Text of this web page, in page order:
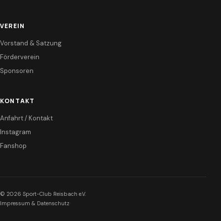
VEREIN
Vorstand & Satzung
Förderverein
Sponsoren
KONTAKT
Anfahrt / Kontakt
Instagram
Fanshop
© 2026 Sport-Club Reisbach e.V.
Impressum & Datenschutz